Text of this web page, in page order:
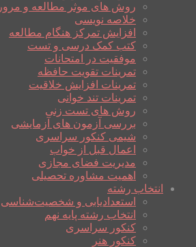
روش های موثر مطالعه و مرور
خلاصه نویسی
افزایش تمرکز هنگام مطالعه
کتب کمک درسی و تست
موفقیت در امتحانات
تمرینات تقویت حافظه
تمرینات افزایش خلاقیت
تمرینات تند خوانی
روش های تست زنی
بررسی آزمون های آزمایشی
شیمی کنکور سراسری
اعمال قبل از خواب
مدیریت فضای مجازی
اهمیت مشاوره تحصیلی
انتخاب رشته
استعدادیابی و شخصیت‌شناسی
انتخاب رشته پایه نهم
کنکور سراسری
کنکور هنر